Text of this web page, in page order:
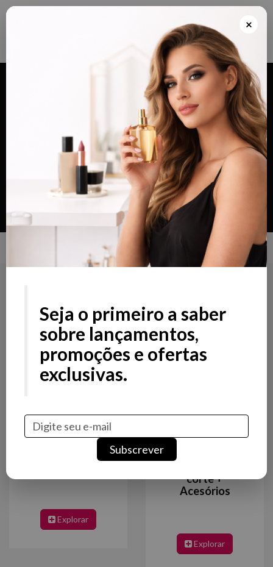
Envios grátis a partir de 100€ para Portugal e Continental e Península Espanhola
ou Levante e pague as suas encomendas nas nossas instalações em Almada
após realizar o seu pedido(indicar no final do pedido)
Categorias
Explorar
corte +
Acesórios
Explorar
×
Seja o primeiro a saber
sobre lançamentos,
promoções e ofertas
exclusivas.
Subscrever